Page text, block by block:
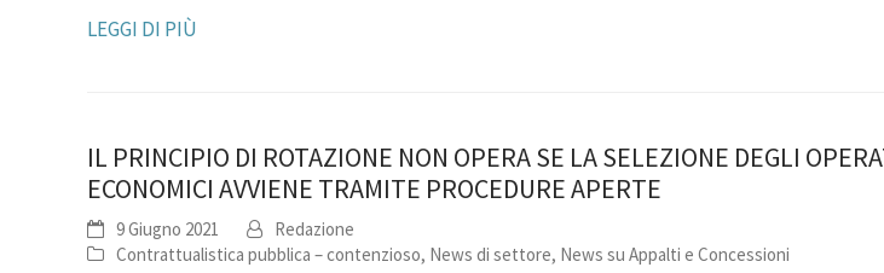
LEGGI DI PIÙ
IL PRINCIPIO DI ROTAZIONE NON OPERA SE LA SELEZIONE DEGLI
ECONOMICI AVVIENE TRAMITE PROCEDURE APERTE
9 Giugno 2021
Redazione
Contrattualistica pubblica – contenzioso, News di settore, News su Appalti e Concessioni